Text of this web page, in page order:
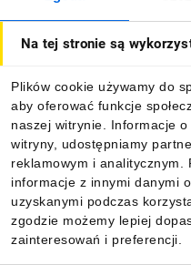
Na tej stronie są
Plików cookie używamy do
aby oferować funkcje
naszej witrynie. Informacje
witryny, udostępniamy
reklamowym i analitycznym.
informacje z innymi danymi
uzyskanymi podczas
zgodzie możemy lepiej
zainteresowań i preferencji.
Informacje
Pobierz